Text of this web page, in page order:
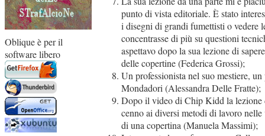
Oblique è per il
software libero
punto di vista editoriale. È stato
i disegni di grandi fumettisti o vedere
concentrasse di più su questioni
aspettavo dopo la sua lezione di
delle copertine (Federica Grossi);
Un professionista nel suo mestiere,
Mondadori (Alessandra Delle Fratte);
Dopo il video di Chip Kidd la lezione
cenno ai diversi metodi di lavoro
di una copertina (Manuela Massimi);